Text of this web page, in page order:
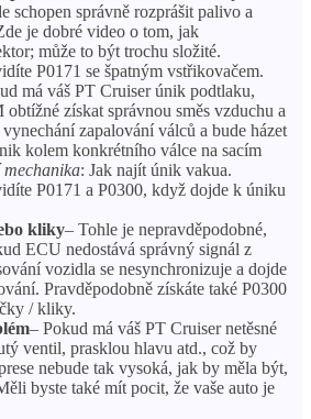
schopen správně rozprášit palivo a
je dobré video o tom, jak
může to být trochu složité.
P0171 se špatným vstřikovačem.
má váš PT Cruiser únik podtlaku,
získat správnou směs vzduchu a
zapalování válců a bude házet
kolem konkrétního válce na sacím
: Jak najít únik vakua.
P0171 a P0300, když dojde k úniku
kliky– Tohle je nepravděpodobné,
ECU nedostává správný signál z
vozidla se nesynchronizuje a dojde
Pravděpodobně získáte také P0300
/ kliky.
– Pokud má váš PT Cruiser netěsné
ventil, prasklou hlavu atd., což by
nebude tak vysoká, jak by měla být,
byste také mít pocit, že vaše auto je